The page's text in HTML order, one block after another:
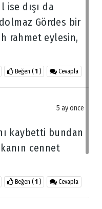
ise dışı da
Gördes bir
rahmet eylesin,
Cevapla
Beğen ( 1 )
5 ay önce
kaybetti bundan
cennet
Cevapla
Beğen ( 1 )